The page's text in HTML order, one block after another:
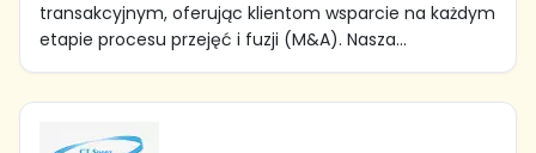
transakcyjnym, oferując klientom wsparcie na każdym
etapie procesu przejęć i fuzji (M&A). Nasza...